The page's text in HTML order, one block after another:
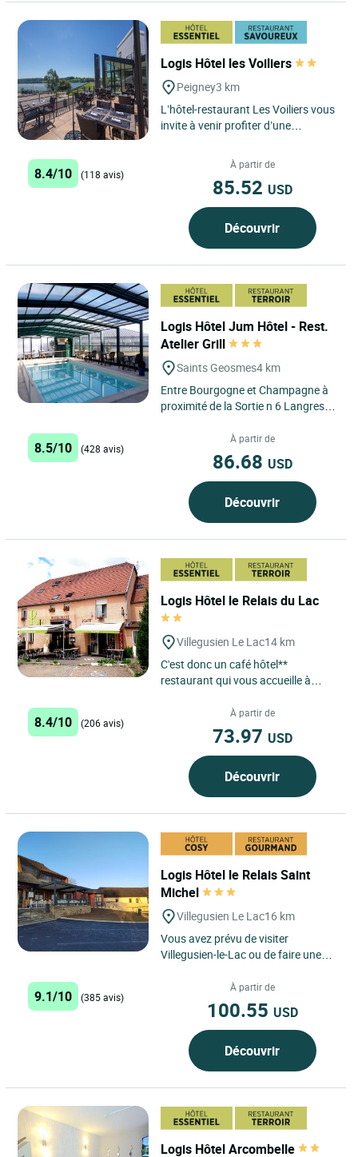
Logis Hôtel les Voiliers
Peigney3 km
L’hôtel-restaurant Les Voiliers vous
invite à venir profiter d’une
8.4/10 (118 avis)
À partir de
85.52 USD
Découvrir
Logis Hôtel Jum Hôtel - Rest.
Atelier Grill
Saints Geosmes4 km
Entre Bourgogne et Champagne à
proximité de la Sortie n 6 Langres
situé à Saint...
8.5/10 (428 avis)
À partir de
86.68 USD
Découvrir
Logis Hôtel le Relais du Lac
Villegusien Le Lac14 km
C'est donc un café hôtel**
restaurant qui vous accueille à
aménagée l’été,...
8.4/10 (206 avis)
À partir de
73.97 USD
Découvrir
Logis Hôtel le Relais Saint
Michel
Villegusien Le Lac16 km
Vous avez prévu de visiter
Villegusien-le-Lac ou de faire une
endroit calme et convivial ?...
9.1/10 (385 avis)
À partir de
100.55 USD
Découvrir
Logis Hôtel Arcombelle